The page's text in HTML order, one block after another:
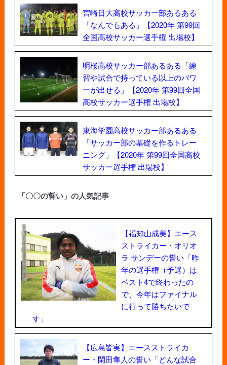
宮崎日大高校サッカー部あるある
「なんでもある」【2020年 第99回
全国高校サッカー選手権 出場校】
明桜高校サッカー部あるある「練
習や試合で持っている以上のパワ
ーが出せる」【2020年 第99回全国
高校サッカー選手権 出場校】
東海学園高校サッカー部あるある
「サッカー部の基礎を作るトレー
ニング」【2020年 第99回全国高校
サッカー選手権 出場校】
「〇〇の誓い」の人気記事
【福知山成美】エース
ストライカー・オリオ
ラ サンデーの誓い「昨
年の選手権（予選）は
ベスト4で終わったの
で、今年はファイナル
に行って勝ちたいで
す」
【広島皆実】エースストライカ
ー・閑田隼人の誓い「どんな試合